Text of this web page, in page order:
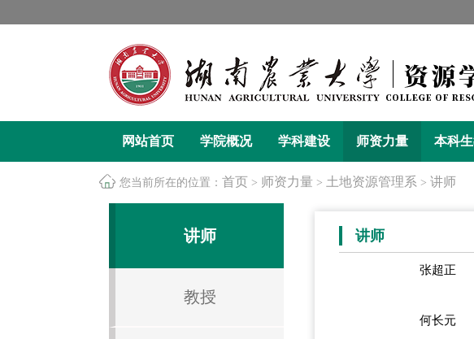
网站首页 学院概况 学科建设 师资力量 本科
您当前所在的位置： 首页 > 师资力量> 土地资源管理系 > 讲师
讲师
教授
讲师
张超正
何长元